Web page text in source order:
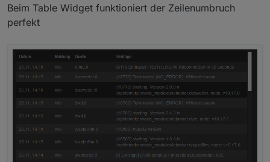
Beim Table Widget funktioniert der Zeilenumbruch
perfekt